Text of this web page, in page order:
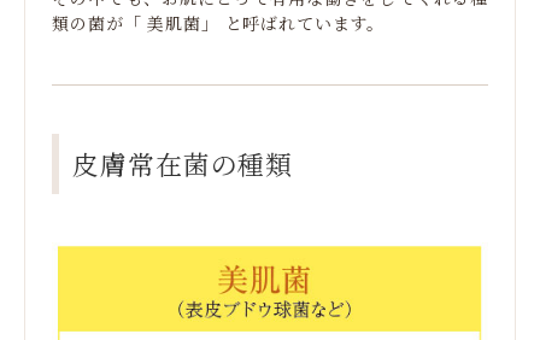
類の菌が「 美肌菌」 と呼ばれています。
皮膚常在菌の種類